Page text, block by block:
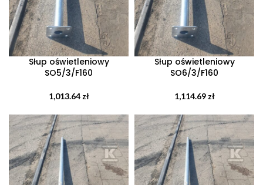
Słup oświetleniowy
SO5/3/F160
1,013.64 zł
Słup oświetleniowy
SO6/3/F160
1,114.69 zł